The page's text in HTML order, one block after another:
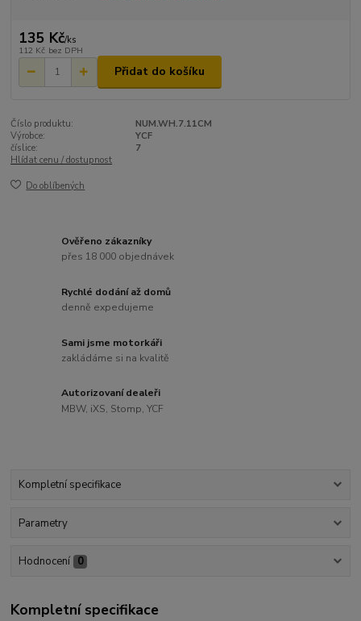
135 Kč/ks
112 Kč bez DPH
Přidat do košíku
Číslo produktu:
NUM.WH.7.11CM
Výrobce:
YCF
číslice:
7
Hlídat cenu / dostupnost
Do oblíbených
Ověřeno zákazníky
přes 18 000 objednávek
Rychlé dodání až domů
denně expedujeme
Sami jsme motorkáři
zakládáme si na kvalitě
Autorizovaní dealeři
MBW, iXS, Stomp, YCF
Kompletní specifikace
Parametry
Hodnocení 0
Kompletní specifikace